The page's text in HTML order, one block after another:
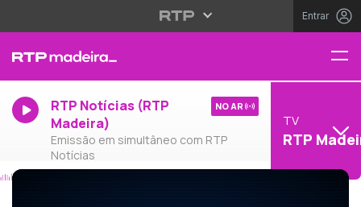
Entrar
RTP Notícias (RTP
Madeira)
Emissão em simultâneo com RTP
Notícias
NO AR
TV
RTP